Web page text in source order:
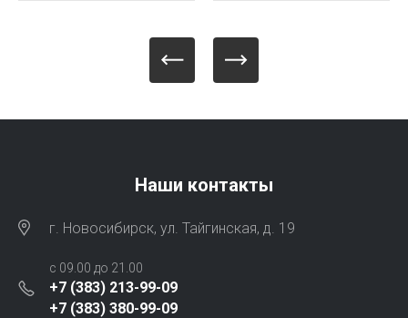
Наши контакты
г. Новосибирск, ул. Тайгинская, д. 19
с 09.00 до 21.00
+7 (383) 213-99-09
+7 (383) 380-99-09